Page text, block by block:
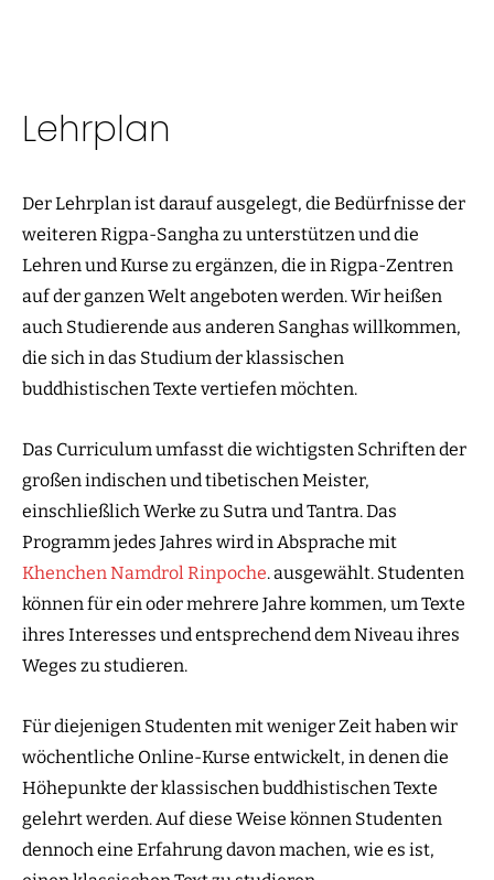
Lehrplan
Der Lehrplan ist darauf ausgelegt, die Bedürfnisse der
weiteren Rigpa-Sangha zu unterstützen und die
Lehren und Kurse zu ergänzen, die in Rigpa-Zentren
auf der ganzen Welt angeboten werden. Wir heißen
auch Studierende aus anderen Sanghas willkommen,
die sich in das Studium der klassischen
buddhistischen Texte vertiefen möchten.
Das Curriculum umfasst die wichtigsten Schriften der
großen indischen und tibetischen Meister,
einschließlich Werke zu Sutra und Tantra. Das
Programm jedes Jahres wird in Absprache mit
Khenchen Namdrol Rinpoche. ausgewählt. Studenten
können für ein oder mehrere Jahre kommen, um Texte
ihres Interesses und entsprechend dem Niveau ihres
Weges zu studieren.
Für diejenigen Studenten mit weniger Zeit haben wir
wöchentliche Online-Kurse entwickelt, in denen die
Höhepunkte der klassischen buddhistischen Texte
gelehrt werden. Auf diese Weise können Studenten
dennoch eine Erfahrung davon machen, wie es ist,